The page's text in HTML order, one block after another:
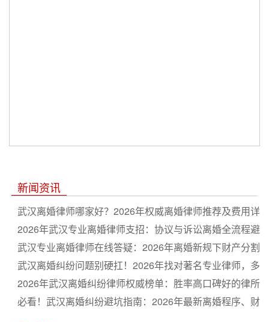
新闻资讯
武汉离婚律师哪家好？2026年权威离婚律师推荐及费用详
解
2026年武汉专业离婚律师支招：协议与诉讼离婚全流程避
坑指南
武汉专业离婚律师在线答疑：2026年离婚新规下财产分割
与子女抚养权争取全流程指南
武汉离婚纠纷问题别硬扛！2026年找对著名专业律师，多
分财产争取抚养权更省心
2026年武汉离婚纠纷律师权威榜单：胜率高口碑好的律所
排名推荐
必看！武汉离婚纠纷避坑指南：2026年最新离婚程序、财